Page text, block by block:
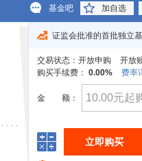
基金吧 加自选
证监会批准的首批独立
交易状态： 开放申购
开放
购买手续费： 0.00% 费率
金 额：
立即购买